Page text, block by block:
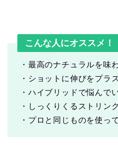
こんな人にオススメ！
・最高のナチュラルを味
・ショットに伸びをプラ
・ハイブリッドで悩んで
・しっくりくるストリン
・プロと同じものを使っ